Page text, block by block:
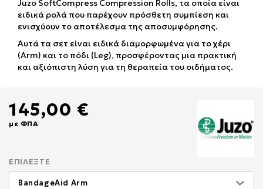
Juzo SoftCompress Compression Rolls, τα οποία είναι
ειδικά ρολά που παρέχουν πρόσθετη συμπίεση και
ενισχύουν το αποτέλεσμα της αποσυμφόρησης.
Αυτά τα σετ είναι ειδικά διαμορφωμένα για το χέρι
(Arm) και το πόδι (Leg), προσφέροντας μια πρακτική
και αξιόπιστη λύση για τη θεραπεία του οιδήματος.
145,00 €
με ΦΠΑ
ΕΠΙΛΈΞΤΕ